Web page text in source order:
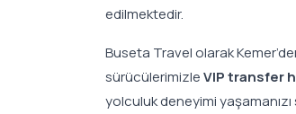
edilmektedir.
Buseta Travel olarak
sürücülerimizleVIP transfer
yolculuk deneyimi yaşamanızı